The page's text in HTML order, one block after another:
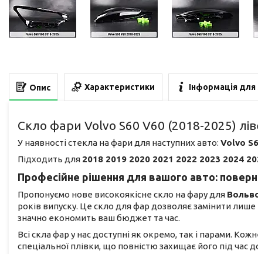
Опис Характеристики Інформація
Скло фари Volvo S60 V60 (2018-2025)
У наявності стекла на фари для наступних авто: Volvo
Підходить для 2018 2019 2020 2021 2022 2023 2024
Професійне рішення для вашого авто:
Пропонуємо нове високоякісне скло на фару для
років випуску. Це скло для фар дозволяє замінити
значно економить ваш бюджет та час.
Всі скла фар у нас доступні як окремо, так і парами.
спеціальної плівки, що повністю захищає його під